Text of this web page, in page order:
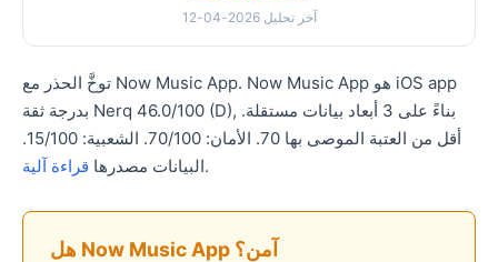
آخر تحليل 2026-04-12
توخَّ الحذر مع Now Music App. Now Music App هو iOS app
بدرجة ثقة Nerq 46.0/100 (D), بناءً على 3 أبعاد بيانات مستقلة.
أقل من العتبة الموصى بها 70. الأمان: 70/100. الشعبية: 15/100.
البيانات مصدرها قراءة آلية .
هل Now Music App آمن؟